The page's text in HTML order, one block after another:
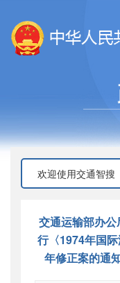
交通运输部办
行〈1974年国
年修正案的通